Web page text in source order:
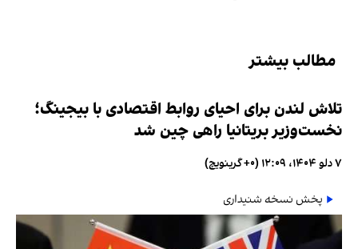
مطالب بیشتر
تلاش لندن برای احیای روابط اقتصادی با بیجینگ؛
نخست‌وزیر بریتانیا راهی چین شد
۷ دلو ۱۴۰۴، ۱۲:۰۹ (‎+۰ گرینویچ)
پخش نسخه شنیداری